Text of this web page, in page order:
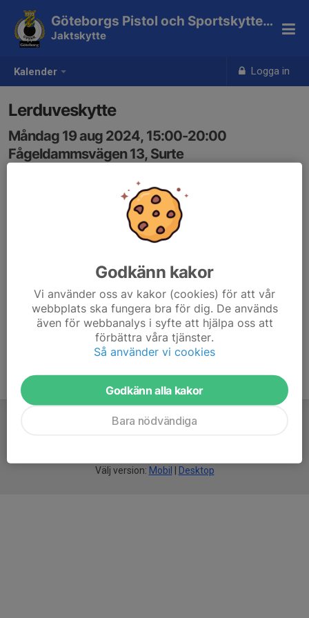
Kalender Logga in
Göteborgs Pistol och Sportskytteklubb
Jaktskytte
Lerduveskytte
Måndag 19 aug 2024, 15:00-20:00
Fågeldammsvägen 13, Surte
surtebohussportskyttegille.se/
Välj version: Mobil Desktop
Godkänn kakor
Vi använder oss av kakor (cookies) för att vår
webbplats ska fungera bra för dig. De används
även för webbanalys i syfte att hjälpa oss att
förbättra våra tjänster.
Så använder vi cookies
Godkänn alla kakor
Bara nödvändiga